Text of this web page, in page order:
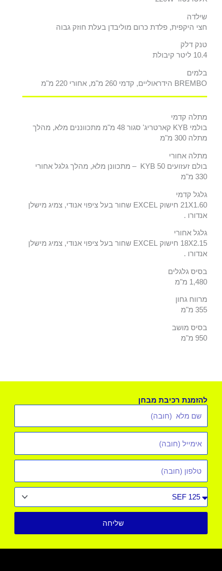
שילדה
חצי היקפית, פלדת כרום מוליבדן בעלת חוזק גבוה
טנק דלק
10.4 ליטר קיבולת
בלמים
BREMBO הידראוליים, קדמי 260 מ"מ, אחורי 220 מ"מ
מתלה קדמי
בולמי KYB קארטריג' סגור 48 מ"מ מתכווננים מלא, מהלך
מתלה 300 מ"מ
מתלה אחורי
בולם זעזועים KYB 50 – מתכוונן מלא, מהלך גלגל אחורי
330 מ"מ
גלגל קדמי
21X1.60 חישוק EXCEL שחור בעל ציפוי אנודי, צמיג מישלן
אנדורו .
גלגל אחורי
18X2.15 חישוק EXCEL שחור בעל ציפוי אנודי, צמיג מישלן
אנדורו .
בסיס גלגלים
1,480 מ"מ
מרווח גחון
355 מ"מ
בסיס מושב
950 מ"מ
להזמנת רכיבת מבחן
מלא
רכב
שליחה